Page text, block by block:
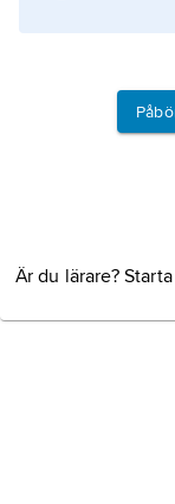
Är du lärare?